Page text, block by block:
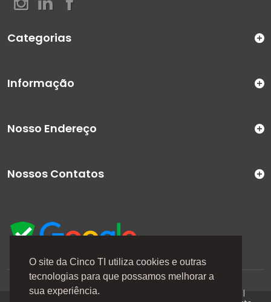
O site da Cinco TI utiliza cookies e outras
tecnologias para que possamos melhorar a
sua experiência.
Categorias
Informação
A Cinco TI (5TI) é uma marca registrada de CINCO TI
COMERCIO E SERVICOS LTDA | CNPJ: 08.307.867/0001-04 |
Nosso Endereço
Nossos Contatos